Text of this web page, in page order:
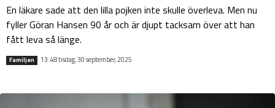
En läkare sade att den lilla pojken inte skulle överleva. Men nu
fyller Göran Hansen 90 år och är djupt tacksam över att han
fått leva så länge.
Familjen 13:48 tisdag, 30 september, 2025